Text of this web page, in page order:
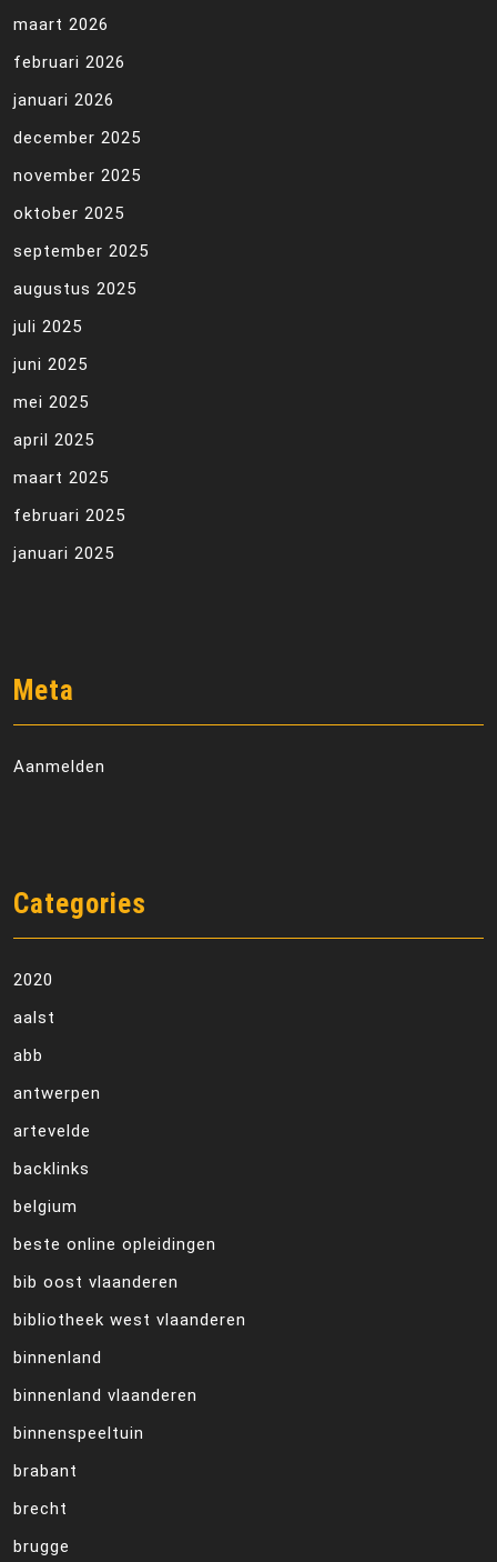
maart 2026
februari 2026
januari 2026
december 2025
november 2025
oktober 2025
september 2025
augustus 2025
juli 2025
juni 2025
mei 2025
april 2025
maart 2025
februari 2025
januari 2025
Meta
Aanmelden
Categories
2020
aalst
abb
antwerpen
artevelde
backlinks
belgium
beste online opleidingen
bib oost vlaanderen
bibliotheek west vlaanderen
binnenland
binnenland vlaanderen
binnenspeeltuin
brabant
brecht
brugge